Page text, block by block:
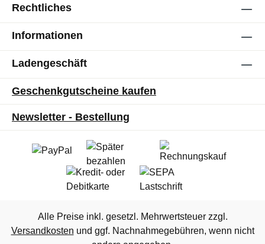
Rechtliches
Informationen
Ladengeschäft
Geschenkgutscheine kaufen
Newsletter - Bestellung
Alle Preise inkl. gesetzl. Mehrwertsteuer zzgl.
Versandkosten und ggf. Nachnahmegebühren, wenn nicht